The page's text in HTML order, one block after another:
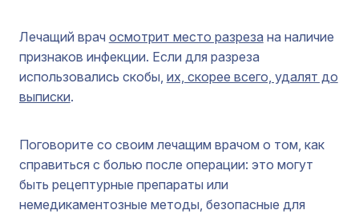
Лечащий врач осмотрит место разреза на наличие
признаков инфекции. Если для разреза
использовались скобы, их, скорее всего, удалят до
выписки.
Поговорите со своим лечащим врачом о том, как
справиться с болью после операции: это могут
быть рецептурные препараты или
немедикаментозные методы, безопасные для